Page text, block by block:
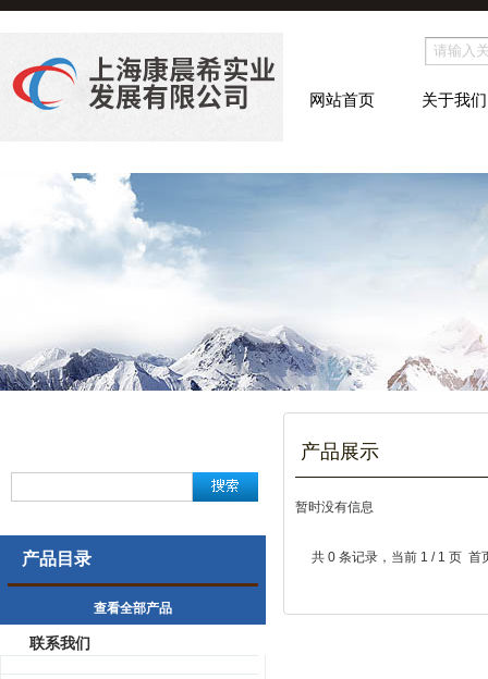
网站首页 关于我们
产品目录
查看全部产品
联系我们
产品展示
暂时没有信息
共 0 条记录，当前 1 / 1 页